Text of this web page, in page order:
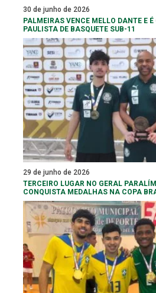
30 de junho de 2026
PALMEIRAS VENCE MELLO DANTE E
PAULISTA DE BASQUETE SUB-11
29 de junho de 2026
TERCEIRO LUGAR NO GERAL
CONQUISTA MEDALHAS NA COPA